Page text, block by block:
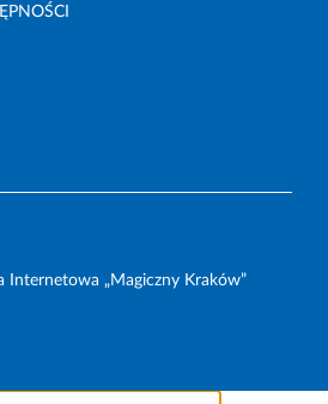
Internetowa „Magiczny Kraków”